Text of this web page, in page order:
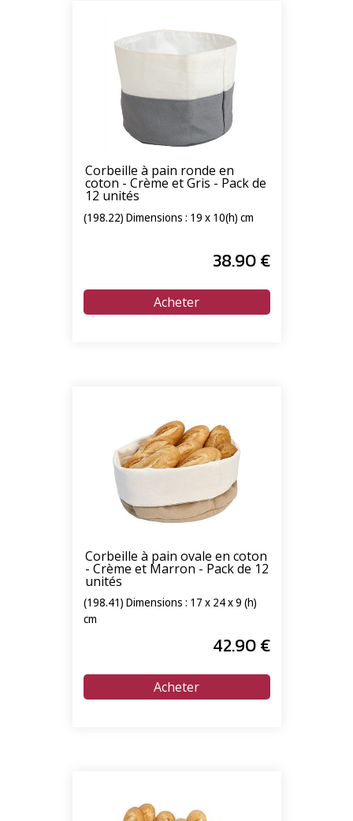
Corbeille à pain ronde en
coton - Crème et Gris - Pack de
12 unités
(198.22) Dimensions : 19 x 10(h) cm
38.90€
Corbeille à pain ovale en coton
- Crème et Marron - Pack de 12
unités
(198.41) Dimensions : 17 x 24 x 9 (h)
cm
42.90€